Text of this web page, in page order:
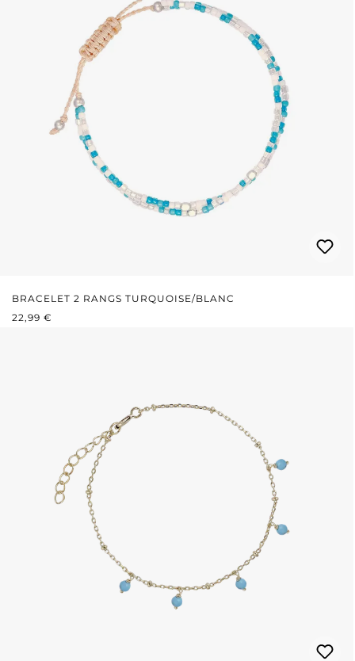
BRACELET 2 RANGS TURQUOISE/BLANC
PRIX RÉGULIER :
22,99 €